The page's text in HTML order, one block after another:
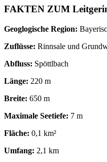
FAKTEN ZUM
Geoglogische Region:
Zuflüsse: Rinnsale und
Abfluss: Spöttlbach
Länge: 220 m
Breite: 650 m
Maximale Seetiefe: 7 m
Fläche: 0,1 km²
Umfang: 2,1 km